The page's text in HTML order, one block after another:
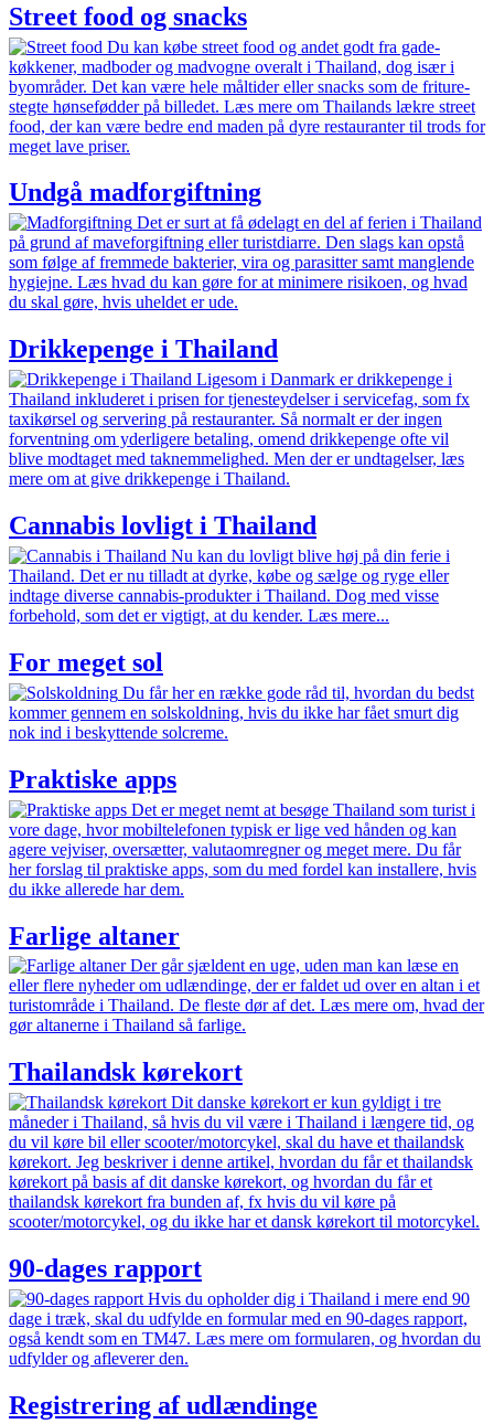
Street food og snacks
Du kan købe street food og andet godt fra gade­
køkkener, mad­boder og mad­vogne overalt i Thailand, dog især i
byområder. Det kan være hele måltider eller snacks som de friture­
stegte hønse­fødder på billedet. Læs mere om Thailands lækre street
food, der kan være bedre end maden på dyre restauranter til trods for
meget lave priser.
Undgå madforgiftning
Det er surt at få ødelagt en del af ferien i Thailand
på grund af maveforgiftning eller turistdiarre. Den slags kan opstå
som følge af fremmede bakterier, vira og parasitter samt manglende
hygiejne. Læs hvad du kan gøre for at minimere risikoen, og hvad
du skal gøre, hvis uheldet er ude.
Drikkepenge i Thailand
Ligesom i Danmark er drikkepenge i
Thailand inkluderet i prisen for tjenesteydelser i servicefag, som fx
taxikørsel og servering på restauranter. Så normalt er der ingen
forventning om yderligere betaling, omend drikkepenge ofte vil
blive modtaget med taknemmelighed. Men der er undtagelser, læs
mere om at give drikkepenge i Thailand.
Cannabis lovligt i Thailand
Nu kan du lovligt blive høj på din ferie i
Thailand. Det er nu tilladt at dyrke, købe og sælge og ryge eller
indtage diverse cannabis-produkter i Thailand. Dog med visse
forbehold, som det er vigtigt, at du kender. Læs mere...
For meget sol
Du får her en række gode råd til, hvordan du bedst
kommer gennem en solskoldning, hvis du ikke har fået smurt dig
nok ind i beskyttende solcreme.
Praktiske apps
Det er meget nemt at besøge Thailand som turist i
vore dage, hvor mobiltelefonen typisk er lige ved hånden og kan
agere vejviser, oversætter, valutaomregner og meget mere. Du får
her forslag til praktiske apps, som du med fordel kan installere, hvis
du ikke allerede har dem.
Farlige altaner
Der går sjældent en uge, uden man kan læse en
eller flere nyheder om udlændinge, der er faldet ud over en altan i et
turistområde i Thailand. De fleste dør af det. Læs mere om, hvad der
gør altanerne i Thailand så farlige.
Thailandsk kørekort
Dit danske kørekort er kun gyldigt i tre
måneder i Thailand, så hvis du vil være i Thailand i længere tid, og
du vil køre bil eller scooter/motorcykel, skal du have et thailandsk
kørekort. Jeg beskriver i denne artikel, hvordan du får et thailandsk
kørekort på basis af dit danske kørekort, og hvordan du får et
thailandsk kørekort fra bunden af, fx hvis du vil køre på
scooter/motorcykel, og du ikke har et dansk kørekort til motorcykel.
90-dages rapport
Hvis du opholder dig i Thailand i mere end 90
dage i træk, skal du udfylde en formular med en 90-dages rapport,
også kendt som en TM47. Læs mere om formularen, og hvordan du
udfylder og afleverer den.
Registrering af udlændinge